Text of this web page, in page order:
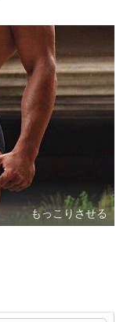
もっこりさせる